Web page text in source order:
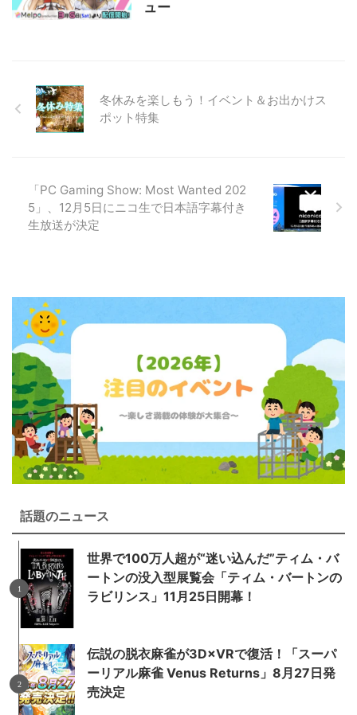
ュー
冬休みを楽しもう！イベント＆お出かけス
ポット特集
「PC Gaming Show: Most Wanted 202
5」、12月5日にニコ生で日本語字幕付き
生放送が決定
話題のニュース
世界で100万人超が“迷い込んだ”ティム・バ
ートンの没入型展覧会「ティム・バートンの
ラビリンス」11月25日開幕！
伝説の脱衣麻雀が3D×VRで復活！「スーパ
ーリアル麻雀 Venus Returns」8月27日発
売決定